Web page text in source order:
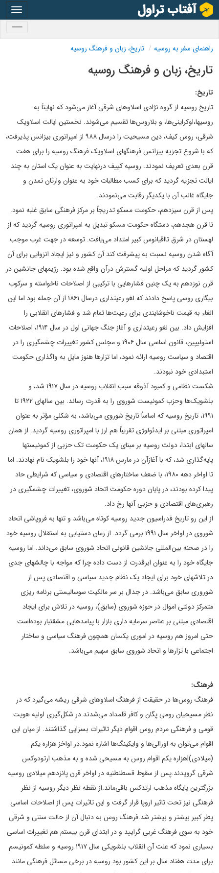
راهنمای سفر به روسیه تاریخ، زبان و فرهنگ روسیه
تاریخ، زبان و فرهنگ روسیه
تاریخ:
تاریخ روسیه از گروه نژادی اسلاوهای شرقی آغاز می‌شود که نهایتاً به
روسیها،اوکراینی‌ها، و بلاروس‌ها تقسیم می‌شوند. نخستین ایالت اسلاویک
شرقی، روس کیف، دین مسیحیت را درسال ۹۸۸ از امپراتوری بیزانس پذیرفت،
که با شروع تجزیه بیزانس فرهنگهای اسلاویک فرهنگ روسیه را برای هفت
قرن بعدی تعریف نمودند. روسیه کییف درنهایت به عنوان یک استان به چند
ایالت تجزیه گردید که برای کسب مطالبات خود به عنوان وارثان تمدن و
جایگاه غالب آن با یکدیگر رقابت می‌نمودند.
پس از قرن سیزدهم، حکومت مسکو تدریجاً بر مرکز فرهنگی سابق غلبه نمود.
تا قرن هجدهم، دستگاه حکومت مسکو تبدیل به امپراتوری روسیه گردید که از
لهستان در شرق تااقیانوس کبیر امتداد می‌یافت. توسعه در جهت غرب موجب
آگاه شدن روسیه نسبت به پیشرفت کند آن کشور و نیز ایجاد انزوایی برای آن
کشور گردید که مراحل اولیه گسترش درآن واقع شده بود. رژیمهای جانشین در
قرن نوزدهم به یک چنین فشارهایی با ترکیبی از اصلاحات ناخواسته و سرکوب
بیگاری روسی پاسخ دادند که لغو رعیتداری درسال ۱۸۶۱ از آن جمله بود اما این
الغاء به قیمت ناخوشایندی برای رعیت‌ها تمام شد و فشارهای انقلابی را
افزایش داد. بین لغو رعیتداری و آغاز جنگ جهانی اول در سال ۱۹۱۴، اصلاحات
استولیپین، قانون اساسی سال ۱۹۰۶ و مجلس کشور تغییرات چشمگیری را در
اقتصاد و سیاست روسیه ارائه نمود، اما تزار‌ها هنوز مایل به واگذاری حکومت
استبدادی خود نبودند.
شکست نظامی و کمبود آذوقه سبب انقلاب روسیه در سال ۱۹۱۷ شد، و
بلشویک‌ها وحزب کمونیست شوروی را به قدرت رساند. بین سالهای ۱۹۲۲ تا
۱۹۹۱، تاریخ روسیه که اساساً تاریخ شوروی می‌باشد، به شکلی مؤثر به عنوان
امپراتوری مبتنی بر ایدئولوژی تقریباً هم ارز با امپراتوری روسیه گردید. از همان
سالهای ابتدا، دولت روسیه بر مبنای یک حکومت تک حزبی از کمونیستها
پایه‌گذاری شد، که با آغازآن در مارس ۱۹۱۸، آنها خود را بلشویک نام نهادند. اما
تا اواخر دهه ۱۹۸۰، با ضعف ساختارهای اقتصادی و سیاسی که شرایطی حاد
پیدا کرده بودند، در پایان دوره حکومت اتحاد شوروی، تغییرات چشمگیری در
رهبری‌های اقتصادی و حزبی آنها رخ داد.
از این رو تاریخ فدراسیون جدید روسیه کوتاه می‌باشد و تنها به فروپاشی اتحاد
شوروی در اواخر سال ۱۹۹۱ برمی گردد. از زمان دستیابی به استقلال روسیه خود
را در صحنه بین‌المللی جانشین قانونی اتحاد شوروی سابق می‌داند. اما روسیه
جایگاه خود را به عنوان ابرقدرت از دست داده چرا که مواجه با چالشهای جدی
در تلاشهای خود برای ایجاد یک نظام جدید سیاسی و اقتصادی پس از
شوروری سابق می‌باشد. در جدال بر سر مالکیت سوسالیستی برنامه ریزی
متمرکز دولتی اموال در حوزه شوروی (سابق)، روسیه در تلاش برای ایجاد
اقتصادی مبتنی بر عناصر سرمایه داری بازار با پیامدهایی مشقتبار بوده‌است.
حتی امروز هم روسیه در اموری یکسان همچون فرهنگ سیاسی و ساختار
اجتماعی با تزارها و اتحاد شوروی سابق سهیم می‌باشد.
فرهنگ:
فرهنگ روس‌ها در حقیقت از فرهنگ اسلاوهای شرقی ریشه می‌گیرد که در
نظر مسیحیان رومی پگان و کافر قلمداد می‌شدند.در شکل‌گیری اولیه هویت
قومی و فرهنگی مردم روس اقوام دیگر تاثیرات بسزایی گذاشتند. از میان این
اقوام می‌توان به اورالی‌ها و وایکینگ‌ها اشاره نمود.در اواخز هزاره یکم
(میلادی)|هزاره یکم اقوام روس به مسیحی شده و به مذهب ارتودوکس
شرقی گرویدند.پس از سقوط قسطنطنیه در اواخر قرن پانزدهم میلادی روسیه
بزرگترین پایگاه مذهب ارتدکس باقی‌ماند.از نقطه نظر دیگر روسیه از نظر
فرهنگی نیز تحت تاثیر اروپا قرار گرفت و این تاثیرات پس از اصلاحات اساسی
پطر کبیر بیشتر و بیشتر شد.فرهنگ روس به دنبال آن از حالت سنتی و شرقی
خود به سوی فرهنگ غربی گرایید و در ابتدای قرن بیستم هم تغییرات اساسی
بسیاری نمود که علت آن انقلاب بلشویکی سال ۱۹۱۷ روسیه و سلطه کمونیسم
برای مدت هفتاد سال بر این کشور بود.روسیه در برخی مسائل فرهنگی مانند